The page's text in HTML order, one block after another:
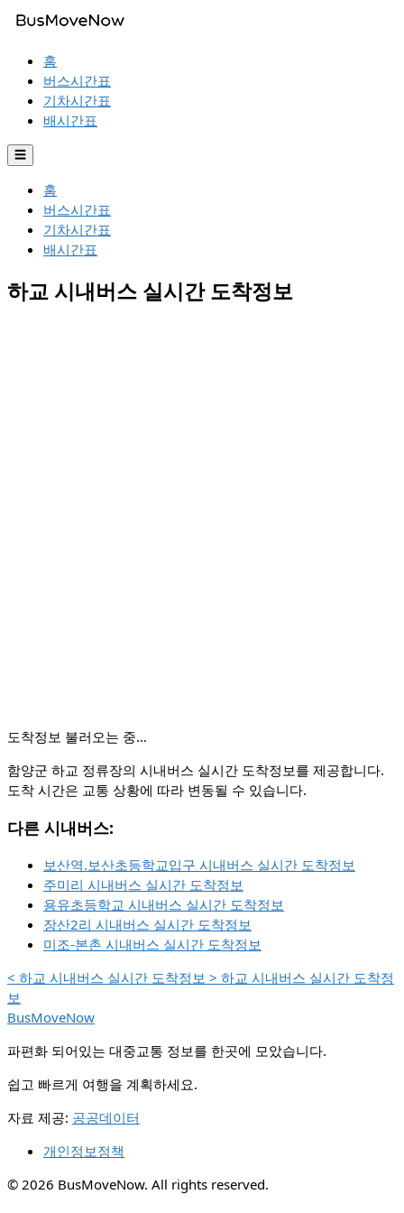
홈
버스시간표
기차시간표
배시간표
☰
홈
버스시간표
기차시간표
배시간표
하교 시내버스 실시간 도착정보
도착정보 불러오는 중…
함양군 하교 정류장의 시내버스 실시간 도착정보를 제공합니다.
도착 시간은 교통 상황에 따라 변동될 수 있습니다.
다른 시내버스:
보산역.보산초등학교입구 시내버스 실시간 도착정보
주미리 시내버스 실시간 도착정보
용유초등학교 시내버스 실시간 도착정보
장산2리 시내버스 실시간 도착정보
미조-본촌 시내버스 실시간 도착정보
< 하교 시내버스 실시간 도착정보 > 하교 시내버스 실시간 도착정
보
BusMoveNow
파편화 되어있는 대중교통 정보를 한곳에 모았습니다.
쉽고 빠르게 여행을 계획하세요.
자료 제공: 공공데이터
개인정보정책
© 2026 BusMoveNow. All rights reserved.